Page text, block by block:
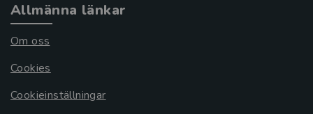
Allmänna länkar
Om oss
Cookies
Cookieinställningar